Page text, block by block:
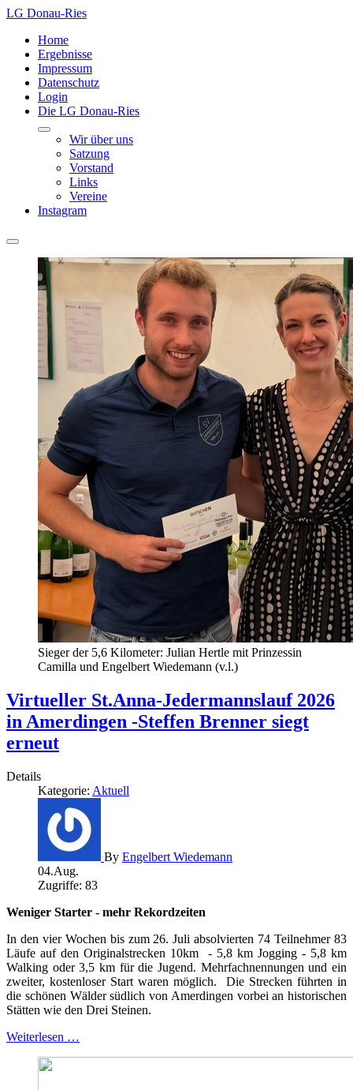
LG Donau-Ries
Home
Ergebnisse
Impressum
Datenschutz
Login
Die LG Donau-Ries
Wir über uns
Satzung
Vorstand
Links
Vereine
Instagram
Sieger der 5,6 Kilometer: Julian Hertle mit Prinzessin
Camilla und Engelbert Wiedemann (v.l.)
Virtueller St.Anna-Jedermannslauf 2026
in Amerdingen -Steffen Brenner siegt
erneut
Details
Kategorie: Aktuell
By Engelbert Wiedemann
04.Aug.
Zugriffe: 83
Weniger Starter - mehr Rekordzeiten
In den vier Wochen bis zum 26. Juli absolvierten 74 Teilnehmer 83
Läufe auf den Originalstrecken 10km
- 5,8 km Jogging - 5,8 km
Walking oder 3,5 km für die Jugend. Mehrfachnennungen und ein
zweiter, kostenloser Start waren möglich.
Die Strecken führten in
die schönen Wälder südlich von Amerdingen vorbei an historischen
Stätten wie den Drei Steinen.
Weiterlesen …